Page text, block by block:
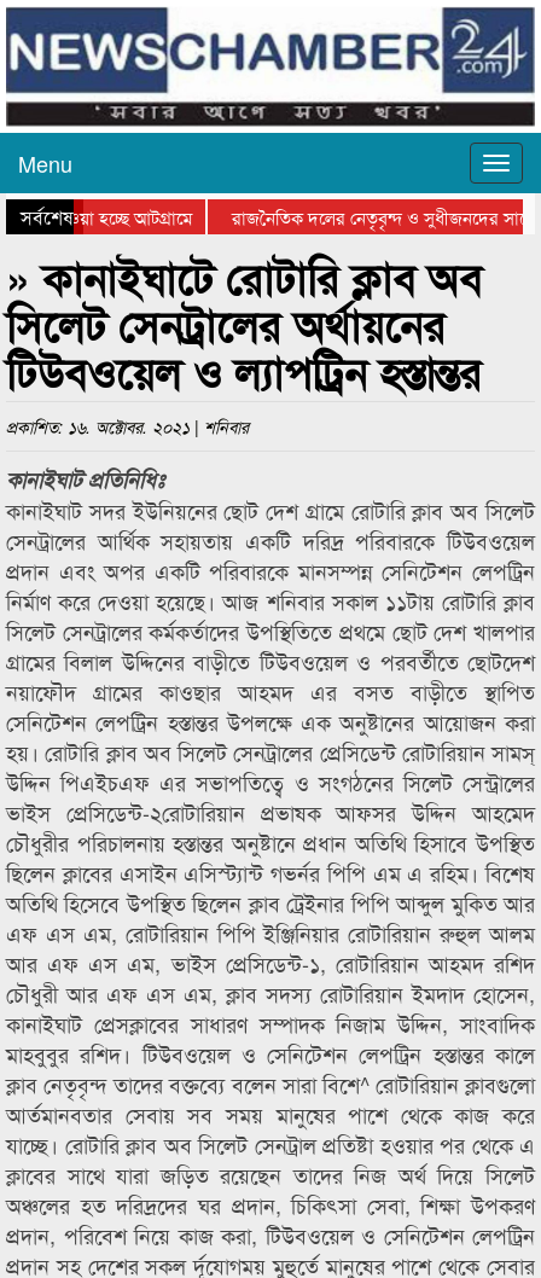
Menu
সর্বশেষ
যাওয়া হচ্ছে আটগ্রামে
রাজনৈতিক দলের নেতৃবৃন্দ ও সুধীজনদের সাথে
পুরস্কার বিতরণ সম্পন্ন
সিলেটে বাংলাদেশ গ্রুপ থিয়েটার
» কানাইঘাটে রোটারি ক্লাব অব
সিলেট সেনট্রালের অর্থায়নের
টিউবওয়েল ও ল্যাপট্রিন হস্তান্তর
প্রকাশিত: ১৬. অক্টোবর. ২০২১ | শনিবার
কানাইঘাট প্রতিনিধিঃ
কানাইঘাট সদর ইউনিয়নের ছোট দেশ গ্রামে রোটারি ক্লাব অব সিলেট
সেনট্রালের আর্থিক সহায়তায় একটি দরিদ্র পরিবারকে টিউবওয়েল
প্রদান এবং অপর একটি পরিবারকে মানসম্পন্ন সেনিটেশন লেপট্রিন
নির্মাণ করে দেওয়া হয়েছে। আজ শনিবার সকাল ১১টায় রোটারি ক্লাব
সিলেট সেনট্রালের কর্মকর্তাদের উপস্থিতিতে প্রথমে ছোট দেশ খালপার
গ্রামের বিলাল উদ্দিনের বাড়ীতে টিউবওয়েল ও পরবর্তীতে ছোটদেশ
নয়াফৌদ গ্রামের কাওছার আহমদ এর বসত বাড়ীতে স্থাপিত
সেনিটেশন লেপট্রিন হস্তান্তর উপলক্ষে এক অনুষ্টানের আয়োজন করা
হয়। রোটারি ক্লাব অব সিলেট সেনট্রালের প্রেসিডেন্ট রোটারিয়ান সামস্
উদ্দিন পিএইচএফ এর সভাপতিত্বে ও সংগঠনের সিলেট সেন্ট্রালের
ভাইস প্রেসিডেন্ট-২রোটারিয়ান প্রভাষক আফসর উদ্দিন আহমেদ
চৌধুরীর পরিচালনায় হস্তান্তর অনুষ্টানে প্রধান অতিথি হিসাবে উপস্থিত
ছিলেন ক্লাবের এসাইন এসিস্ট্যান্ট গভর্নর পিপি এম এ রহিম। বিশেষ
অতিথি হিসেবে উপস্থিত ছিলেন ক্লাব ট্রেইনার পিপি আব্দুল মুকিত আর
এফ এস এম, রোটারিয়ান পিপি ইঞ্জিনিয়ার রোটারিয়ান রুহুল আলম
আর এফ এস এম, ভাইস প্রেসিডেন্ট-১, রোটারিয়ান আহমদ রশিদ
চৌধুরী আর এফ এস এম, ক্লাব সদস্য রোটারিয়ান ইমদাদ হোসেন,
কানাইঘাট প্রেসক্লাবের সাধারণ সম্পাদক নিজাম উদ্দিন, সাংবাদিক
মাহবুবুর রশিদ। টিউবওয়েল ও সেনিটেশন লেপট্রিন হস্তান্তর কালে
ক্লাব নেতৃবৃন্দ তাদের বক্তব্যে বলেন সারা বিশে^ রোটারিয়ান ক্লাবগুলো
আর্তমানবতার সেবায় সব সময় মানুষের পাশে থেকে কাজ করে
যাচ্ছে। রোটারি ক্লাব অব সিলেট সেনট্রাল প্রতিষ্টা হওয়ার পর থেকে এ
ক্লাবের সাথে যারা জড়িত রয়েছেন তাদের নিজ অর্থ দিয়ে সিলেট
অঞ্চলের হত দরিদ্রদের ঘর প্রদান, চিকিৎসা সেবা, শিক্ষা উপকরণ
প্রদান, পরিবেশ নিয়ে কাজ করা, টিউবওয়েল ও সেনিটেশন লেপট্রিন
প্রদান সহ দেশের সকল র্দূযোগময় মুহুর্তে মানুষের পাশে থেকে সেবার